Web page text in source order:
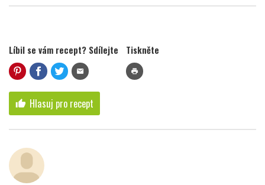
Líbil se vám recept? Sdílejte
mail
Tiskněte
print
thumb_up Hlasuj pro recept